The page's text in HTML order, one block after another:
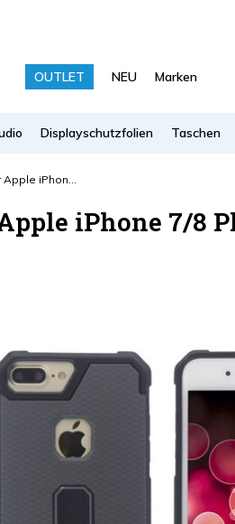
OUTLET NEU Marken
Displayschutzfolien Taschen
Apple iPhon...
iPhone 7/8